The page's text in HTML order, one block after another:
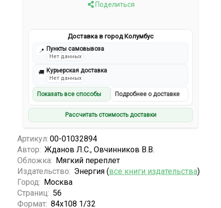
Поделиться
Доставка в город Колумбус
📍 Пункты самовывоза
Нет данных
🚚 Курьерская доставка
Нет данных
Показать все способы Подробнее о доставке
Рассчитать стоимость доставки
Артикул: 00-01032894
Автор: Жданов Л.С., Овчинников В.В.
Обложка: Мягкий переплет
Издательство: Энергия (все книги издательства)
Город: Москва
Страниц: 56
Формат: 84х108 1/32